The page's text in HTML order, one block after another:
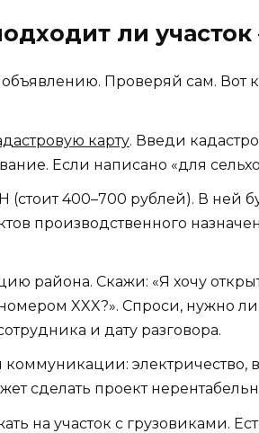
ли
Проверяй сам. Вот
карту. Введи
Если написано «для
(стоит 400–700 рублей). В ней
производственного
района. Скажи: «Я хочу
XXX?». Спроси, нужно
и дату разговора.
коммуникации:
сделать проект
на участок с грузовиками.